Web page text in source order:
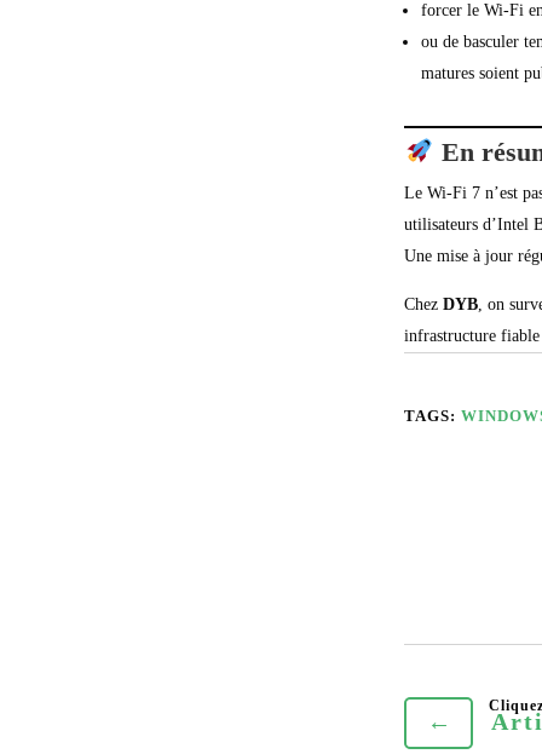
forcer le Wi-Fi
ou de basculer
matures soient
En
Le Wi-Fi 7 n’est
utilisateurs d’Intel
Une mise à jour
ChezDYB , on
infrastructure
TAGS:
←